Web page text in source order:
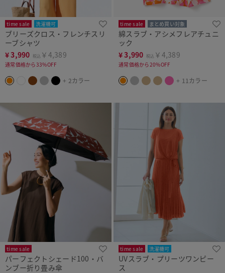
time sale 洗濯機可
ブリーズクロス・フレンチスリ
ーブシャツ
¥3,990 税込 ￥4,389
通常価格から33%OFF
+ 2カラー
time sale
まとめ買い対象
人気商品
綿スラブ・アシメフレアチュニ
ック
¥3,990 税込 ￥4,389
通常価格から20%OFF
+ 11カラー
time sale
パーフェクトシェード100・バ
ンブー折り畳み傘
time sale 洗濯機可
UVスラブ・プリーツワンピー
ス